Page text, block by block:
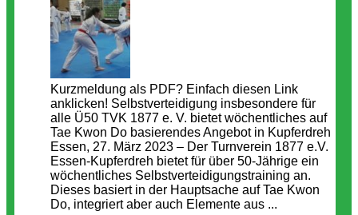
Kurzmeldung als PDF? Einfach diesen Link
anklicken! Selbstverteidigung insbesondere für
alle Ü50 TVK 1877 e. V. bietet wöchentliches auf
Tae Kwon Do basierendes Angebot in Kupferdreh
Essen, 27. März 2023 – Der Turnverein 1877 e.V.
Essen-Kupferdreh bietet für über 50-Jährige ein
wöchentliches Selbstverteidigungstraining an.
Dieses basiert in der Hauptsache auf Tae Kwon
Do, integriert aber auch Elemente aus ...